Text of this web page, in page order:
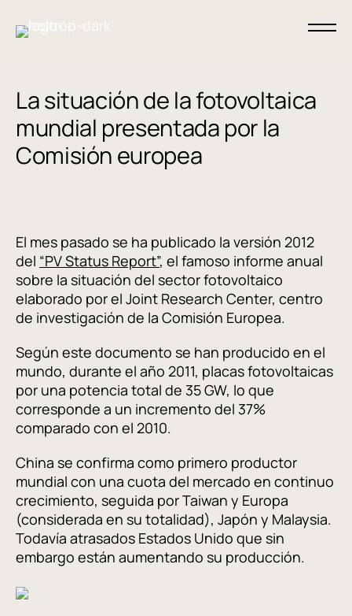
La situación de la fotovoltaica
mundial presentada por la
Comisión europea
El mes pasado se ha publicado la versión 2012
del “PV Status Report”, el famoso informe anual
sobre la situación del sector fotovoltaico
elaborado por el Joint Research Center, centro
de investigación de la Comisión Europea.
Según este documento se han producido en el
mundo, durante el año 2011, placas fotovoltaicas
por una potencia total de 35 GW, lo que
corresponde a un incremento del 37%
comparado con el 2010.
China se confirma como primero productor
mundial con una cuota del mercado en continuo
crecimiento, seguida por Taiwan y Europa
(considerada en su totalidad), Japón y Malaysia.
Todavía atrasados Estados Unido que sin
embargo están aumentando su producción.